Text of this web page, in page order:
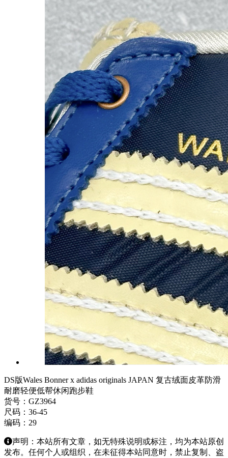
DS版Wales Bonner x adidas originals JAPAN 复古绒面皮革防滑
耐磨轻便低帮休闲跑步鞋
货号：GZ3964
尺码：36-45
编码：29
声明：本站所有文章，如无特殊说明或标注，均为本站原创
发布。任何个人或组织，在未征得本站同意时，禁止复制、盗